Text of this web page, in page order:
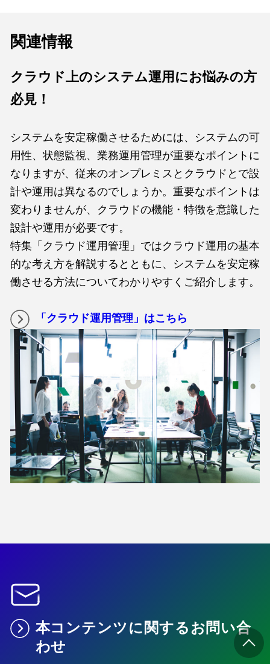
関連情報
クラウド上のシステム運用にお悩みの方
必見！
システムを安定稼働させるためには、システムの可
用性、状態監視、業務運用管理が重要なポイントに
なりますが、従来のオンプレミスとクラウドとで設
計や運用は異なるのでしょうか。重要なポイントは
変わりませんが、クラウドの機能・特徴を意識した
設計や運用が必要です。
特集「クラウド運用管理」ではクラウド運用の基本
的な考え方を解説するとともに、システムを安定稼
働させる方法についてわかりやすくご紹介します。
「クラウド運用管理」はこちら
本コンテンツに関するお問い合
わせ